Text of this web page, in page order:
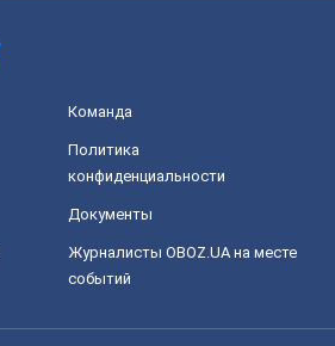
Команда
Политика
конфиденциальности
Документы
Журналисты OBOZ.UA на месте
событий